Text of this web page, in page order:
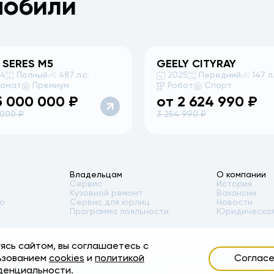
M5
Полный
487 л.с.
Премиум
000 000 ₽
₽
GEELY CITYRAY
2025 Передний
147
Робот
Спорт
от 2 624 990 ₽
3 254 990₽
сайтом, вы соглашаетесь с
cookies и политикой
.
Владельцам
Сервис
Кузовной ремонт
Сервис для юрлиц
Программа лояльности
О компании
История
Вакансии
Новости
автомобилей, аксессуаров* и сервисного обслуживания, носит
информации обращайтесь в наши автосалоны. Опубликованная